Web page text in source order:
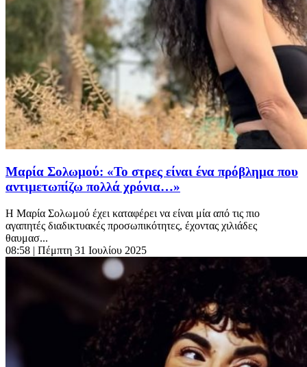
Μαρία Σολωμού: «Το στρες είναι ένα πρόβλημα που
αντιμετωπίζω πολλά χρόνια…»
Η Μαρία Σολωμού έχει καταφέρει να είναι μία από τις πιο
αγαπητές διαδικτυακές προσωπικότητες, έχοντας χιλιάδες
θαυμασ...
08:58 | Πέμπτη 31 Ιουλίου 2025